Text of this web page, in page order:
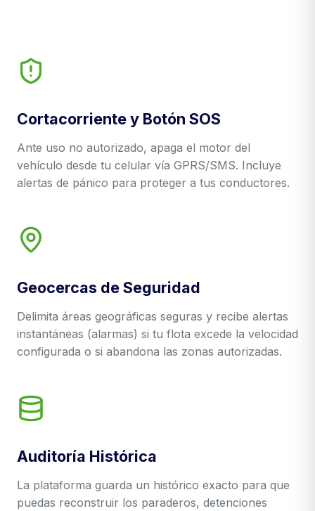
Cortacorriente y Botón SOS
Ante uso no autorizado, apaga el motor del
vehículo desde tu celular vía GPRS/SMS. Incluye
alertas de pánico para proteger a tus conductores.
Geocercas de Seguridad
Delimita áreas geográficas seguras y recibe alertas
instantáneas (alarmas) si tu flota excede la velocidad
configurada o si abandona las zonas autorizadas.
Auditoría Histórica
La plataforma guarda un histórico exacto para que
puedas reconstruir los paraderos, detenciones